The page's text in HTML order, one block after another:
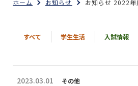
ホーム お知らせ お知らせ 2022年
すべて 学生生活 入試情報
2023.03.01 その他